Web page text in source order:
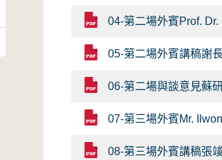
04-第二場外賓Prof.
05-第二場外賓講稿謝
06-第二場與談意見蘇
07-第三場外賓Mr.
08-第三場外賓講稿張